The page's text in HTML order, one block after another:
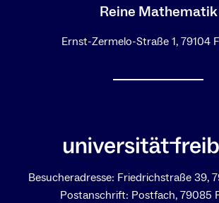
Reine Mathematik
Ernst-Zermelo-Straße 1, 79104
Besucheradresse: Friedrichstraße 39,
Postanschrift: Postfach, 79085